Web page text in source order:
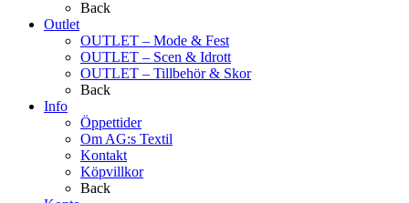
Back
Outlet
OUTLET – Mode & Fest
OUTLET – Scen & Idrott
OUTLET – Tillbehör & Skor
Back
Info
Öppettider
Om AG:s Textil
Kontakt
Köpvillkor
Back